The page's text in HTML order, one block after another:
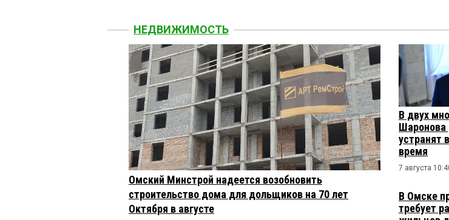
НЕДВИЖИМОСТЬ
Омский Минстрой надеется возобновить
строительство дома для дольщиков на 70 лет
Октября в августе
В двух
устранят
время
7 августа
В Омске
требует